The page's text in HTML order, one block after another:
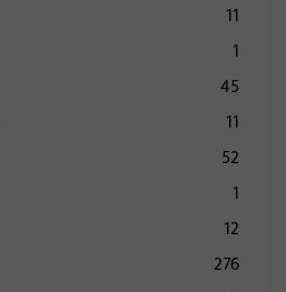
11
1
45
11
52
1
12
276